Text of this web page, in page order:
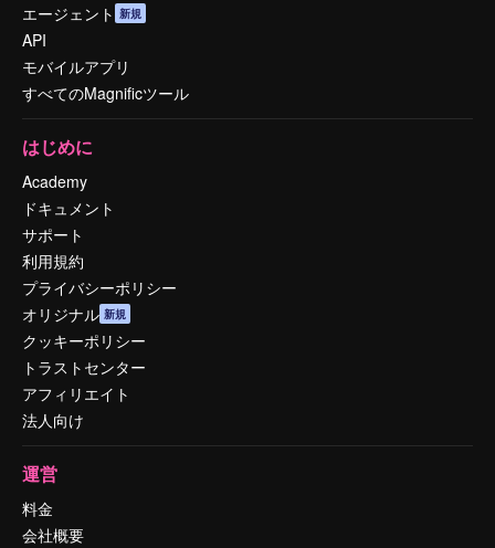
エージェント 新規
API
モバイルアプリ
すべてのMagnificツール
はじめに
Academy
ドキュメント
サポート
利用規約
プライバシーポリシー
オリジナル 新規
クッキーポリシー
トラストセンター
アフィリエイト
法人向け
運営
料金
会社概要